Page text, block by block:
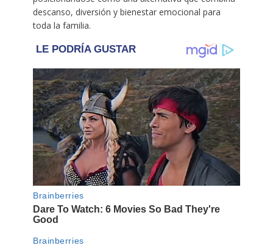
descanso, diversión y bienestar emocional para
toda la familia.